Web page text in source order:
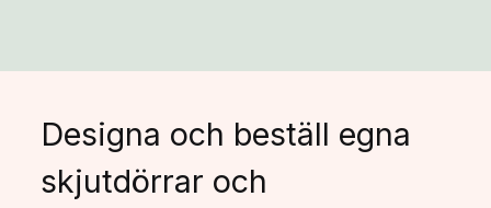
Designa och beställ egna
skjutdörrar och